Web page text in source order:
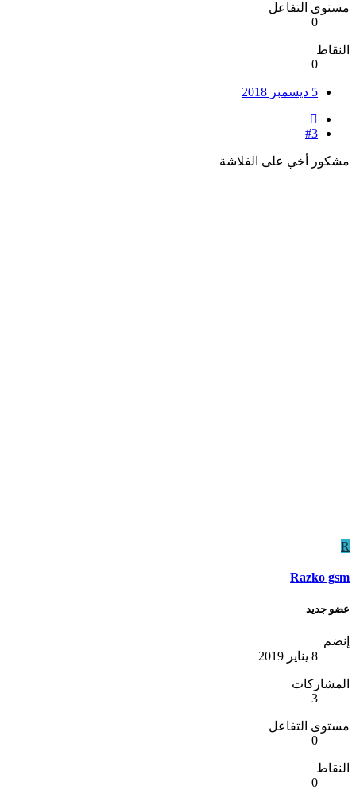
مستوى التفاعل
0
النقاط
0
5 ديسمبر 2018
#3
مشكور أخي على الفلاشة
R
Razko gsm
عضو جديد
إنضم
8 يناير 2019
المشاركات
3
مستوى التفاعل
0
النقاط
0